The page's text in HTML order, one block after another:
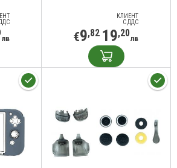
лв
КЛИЕНТ
С ДДС
€9,82 19,20лв